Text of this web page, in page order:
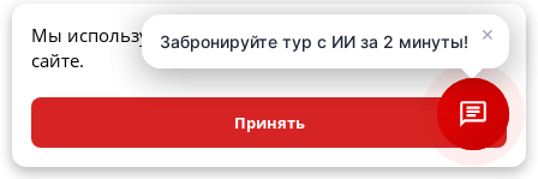
Мы используем куки, чтобы улучшить ваш опыт на
сайте.
Принять
×
Забронируйте тур с ИИ за 2 минуты! ×
Забронируйте тур с ИИ за 2 минуты!